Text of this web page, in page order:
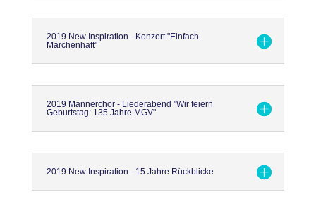
2019 New Inspiration - Konzert "Einfach
Märchenhaft"
2019 Männerchor - Liederabend "Wir feiern
Geburtstag: 135 Jahre MGV"
2019 New Inspiration - 15 Jahre Rückblicke